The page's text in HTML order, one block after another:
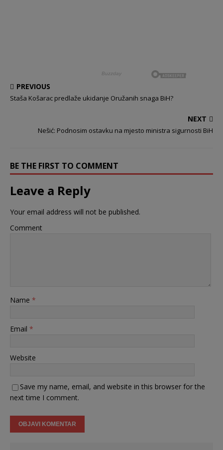
PREVIOUS
Staša Košarac predlaže ukidanje Oružanih snaga BiH?
NEXT
Nešić: Podnosim ostavku na mjesto ministra sigurnosti BiH
BE THE FIRST TO COMMENT
Leave a Reply
Your email address will not be published.
Comment
Name *
Email *
Website
Save my name, email, and website in this browser for the
next time I comment.